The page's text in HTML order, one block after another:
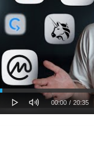
Mute
Current
00:00 / Duration
20:35